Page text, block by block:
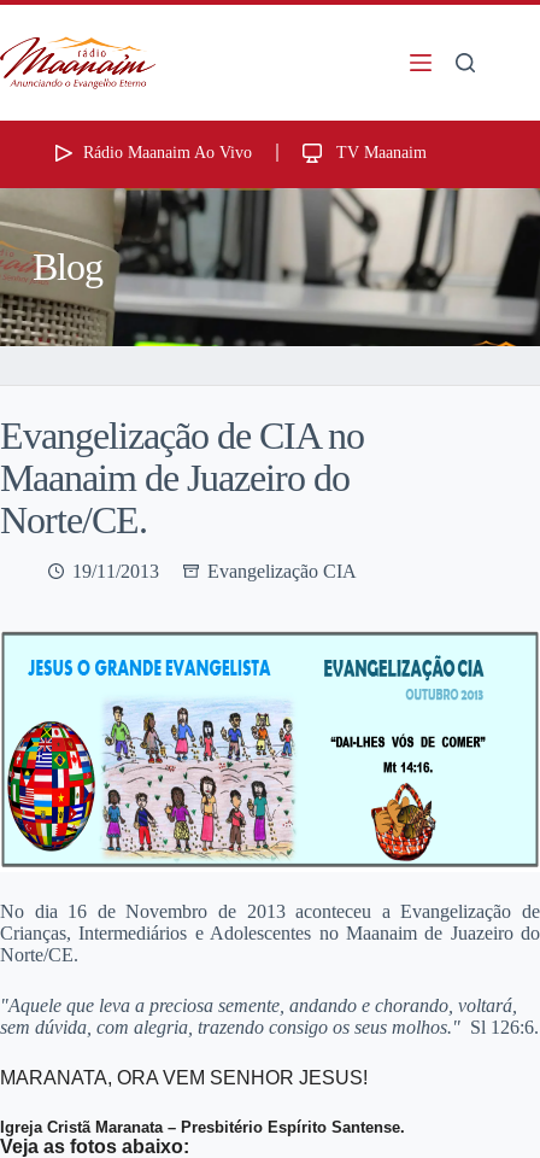
Rádio Maanaim Ao Vivo TV Maanaim
Blog
Evangelização de CIA no
Maanaim de Juazeiro do
Norte/CE.
19/11/2013 Evangelização CIA
No dia 16 de Novembro de 2013 aconteceu a Evangelização de
Crianças, Intermediários e Adolescentes no Maanaim de Juazeiro do
Norte/CE.
"Aquele que leva a preciosa semente, andando e chorando, voltará,
sem dúvida, com alegria, trazendo consigo os seus molhos." Sl 126:6.
MARANATA, ORA VEM SENHOR JESUS!
Igreja Cristã Maranata – Presbitério Espírito Santense.
Veja as fotos abaixo: